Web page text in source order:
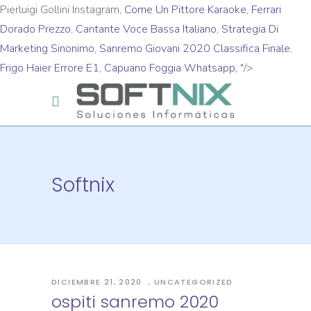
Pierluigi Gollini Instagram, Come Un Pittore Karaoke, Ferrari
Dorado Prezzo, Cantante Voce Bassa Italiano, Strategia Di
Marketing Sinonimo, Sanremo Giovani 2020 Classifica Finale,
Frigo Haier Errore E1, Capuano Foggia Whatsapp, "/>
Softnix
DICIEMBRE 21, 2020 UNCATEGORIZED
ospiti sanremo 2020